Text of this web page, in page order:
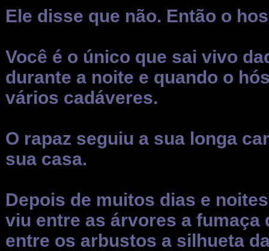
Ele disse que não. Então o
Você é o único que sai vivo
durante a noite e quando o
vários cadáveres.
O rapaz seguiu a sua longa
sua casa.
Depois de muitos dias e
viu entre as árvores a fumaça
entre os arbustos a silhueta